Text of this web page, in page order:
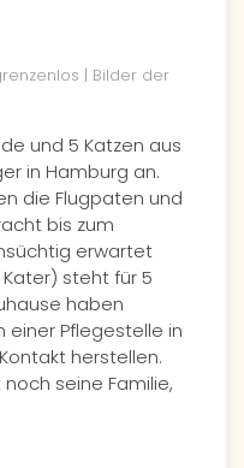
| Bilder der
und 5 Katzen aus
in Hamburg an.
die Flugpaten und
bis zum
erwartet
steht für 5
haben
einer Pflegestelle in
herstellen.
seine Familie,